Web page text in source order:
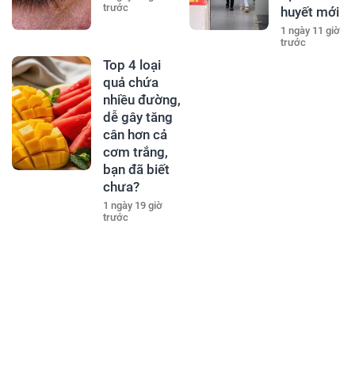
trước
huyết mới
1 ngày 11 giờ
trước
Top 4 loại
quả chứa
nhiều đường,
dễ gây tăng
cân hơn cả
cơm trắng,
bạn đã biết
chưa?
1 ngày 19 giờ
trước